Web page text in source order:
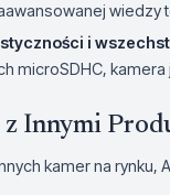
wiedzy
i
microSDHC,
z Innymi
kamer na rynku,